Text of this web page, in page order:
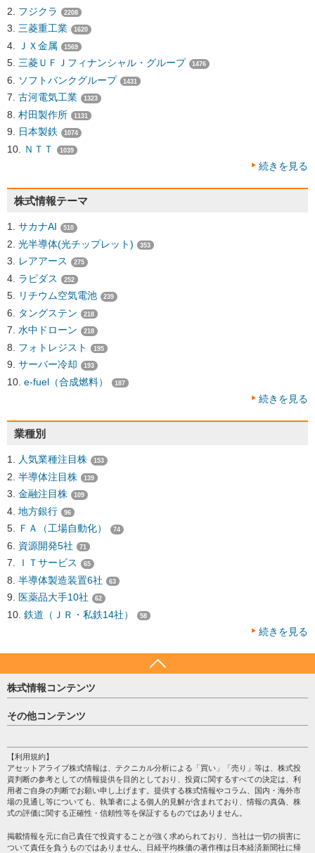
フジクラ 2208
三菱重工業 1620
ＪＸ金属 1569
三菱ＵＦＪフィナンシャル・グループ 1476
ソフトバンクグループ 1431
古河電気工業 1323
村田製作所 1131
日本製鉄 1074
ＮＴＴ 1039
続きを見る
株式情報テーマ
サカナAI 510
光半導体(光チップレット) 353
レアアース 275
ラピダス 252
リチウム空気電池 239
タングステン 218
水中ドローン 218
フォトレジスト 195
サーバー冷却 193
e-fuel（合成燃料） 187
続きを見る
業種別
人気業種注目株 153
半導体注目株 139
金融注目株 109
地方銀行 96
ＦＡ（工場自動化） 74
資源開発5社 71
ＩＴサービス 65
半導体製造装置6社 63
医薬品大手10社 62
鉄道（ＪＲ・私鉄14社） 58
続きを見る
株式情報コンテンツ
日経平均
売買シグナル
株テーマ情報
海外市況
投資カレンダー
格付け情報
その他コンテンツ
個人情報保護方針
プライバシーポリシー
会社案内
サイトマップ
過去データ
【利用規約】
アセットアライブ株式情報は、テクニカル分析による「買い」「売り」等は、株式投
資判断の参考としての情報提供を目的としており、投資に関するすべての決定は、利
用者ご自身の判断でお願い申し上げます。提供する株式情報やコラム、国内・海外市
場の見通し等についても、執筆者による個人的見解が含まれており、情報の真偽、株
式の評価に関する正確性・信頼性等を保証するものではありません。
掲載情報を元に自己責任で投資することが強く求められており、当社は一切の損害に
ついて責任を負うものではありません。日経平均株価の著作権は日本経済新聞社に帰